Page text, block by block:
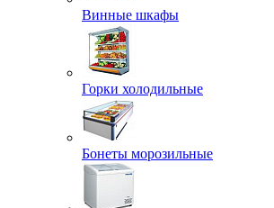
Винные шкафы
Горки холодильные
Бонеты морозильные